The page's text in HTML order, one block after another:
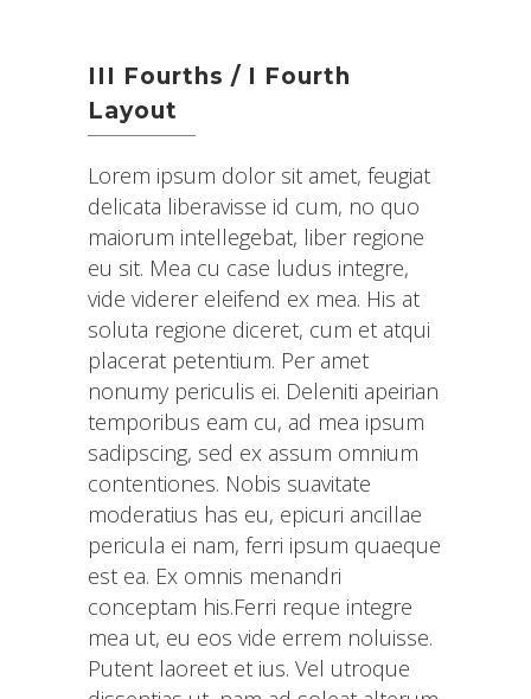
III Fourths / I Fourth
Layout
Lorem ipsum dolor sit amet, feugiat
delicata liberavisse id cum, no quo
maiorum intellegebat, liber regione
eu sit. Mea cu case ludus integre,
vide viderer eleifend ex mea. His at
soluta regione diceret, cum et atqui
placerat petentium. Per amet
nonumy periculis ei. Deleniti apeirian
temporibus eam cu, ad mea ipsum
sadipscing, sed ex assum omnium
contentiones. Nobis suavitate
moderatius has eu, epicuri ancillae
pericula ei nam, ferri ipsum quaeque
est ea. Ex omnis menandri
conceptam his.Ferri reque integre
mea ut, eu eos vide errem noluisse.
Putent laoreet et ius. Vel utroque